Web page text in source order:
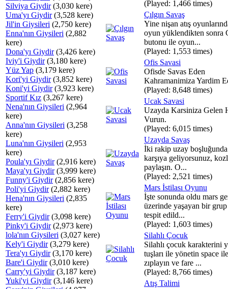
Silviya Giydir(3,030 kere)
Uma'yı Giydir(3,528 kere)
Jil'in Giysileri (2,750 kere)
Enna'nın Giysileri (2,882
kere)
Dona'yı Giydir(3,426 kere)
Iviy'i Giydir(3,180 kere)
Yüz Yap (3,179 kere)
Kori'yi Giydir(3,852 kere)
Koni'yi Giydir(3,923 kere)
Sportif Kız (3,267 kere)
Nena'nın Giysileri (2,964
kere)
Anna'nın Giysileri (3,258
kere)
Luna'nın Giysileri (2,953
kere)
Poula'yı Giydir(2,916 kere)
Maya'yı Giydir(3,999 kere)
Funny'i Giydir(2,856 kere)
Poli'yi Giydir(2,882 kere)
Hena'nın Giysileri (2,835
kere)
Ferry'i Giydir(3,098 kere)
Pinky'i Giydir(2,973 kere)
lola'nın Giysileri (3,027 kere)
Kely'i Giydir(3,279 kere)
Tera'yı Giydir(3,170 kere)
Bare'i Giydir(3,010 kere)
Carry'yi Giydir(3,187 kere)
Yuki'yi Giydir(3,146 kere)
(Played: 1,466 times)
Çılgın Savaş
Yine nişan atış
oyun yüklendikten sonra
butonu ile oyun...
(Played: 1,553 times)
Ofis Savasi
Ofisde Savas Eden
Kahramanimiza Yardim
(Played: 8,648 times)
Ucak Savasi
Uzayda Karsiniza Gelen
Vurun.
(Played: 6,015 times)
Uzayda Savaş
İki rakip uzay boşluğunda
karşıya geliyorsunuz,
paylaşın. O...
(Played: 2,521 times)
Mars İstilası Oyunu
İşte sonunda oldu mars
üzerinde yaşayan bir grup
tespit edild...
(Played: 1,603 times)
Silahlı Çocuk
Silahlı çocuk karakterini
tuşları ile yönetin space ile
zıplayın ve fare ...
(Played: 8,766 times)
Atış Talimi